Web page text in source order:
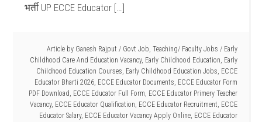
भर्ती UP ECCE Educator […]
Article by Ganesh Rajput / Govt Job, Teaching/ Faculty Jobs / Early
Childhood Care And Education Vacancy, Early Childhood Education, Early
Childhood Education Courses, Early Childhood Education Jobs, ECCE
Educator Bharti 2026, ECCE Educator Documents, ECCE Educator Form
PDF Download, ECCE Educator Full Form, ECCE Educator Primery Teacher
Vacancy, ECCE Educator Qualification, ECCE Educator Recruitment, ECCE
Educator Salary, ECCE Educator Vacancy Apply Online, ECCE Educator